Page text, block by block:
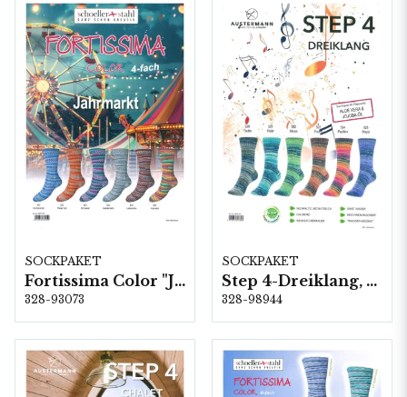
SOCKPAKET
Fortissima Color "Jahrmarkt" 4-fach, 6 färger á 1,0 kg.
328-93073
SOCKPAKET
Step 4-Dreiklang, 6 färger á 1,0 kg.
328-98944